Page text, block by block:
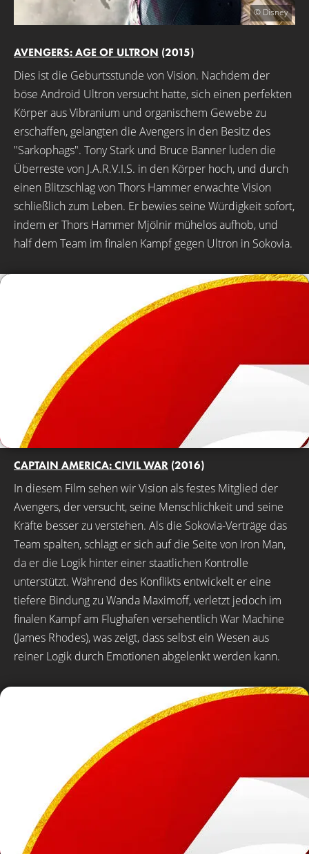
© Disney
AVENGERS: AGE OF ULTRON (2015)
Dies ist die Geburtsstunde von Vision. Nachdem der
böse Android Ultron versucht hatte, sich einen perfekten
Körper aus Vibranium und organischem Gewebe zu
erschaffen, gelangten die Avengers in den Besitz des
"Sarkophags". Tony Stark und Bruce Banner luden die
Überreste von J.A.R.V.I.S. in den Körper hoch, und durch
einen Blitzschlag von Thors Hammer erwachte Vision
schließlich zum Leben. Er bewies seine Würdigkeit sofort,
indem er Thors Hammer Mjölnir mühelos aufhob, und
half dem Team im finalen Kampf gegen Ultron in Sokovia.
CAPTAIN AMERICA: CIVIL WAR (2016)
In diesem Film sehen wir Vision als festes Mitglied der
Avengers, der versucht, seine Menschlichkeit und seine
Kräfte besser zu verstehen. Als die Sokovia-Verträge das
Team spalten, schlägt er sich auf die Seite von Iron Man,
da er die Logik hinter einer staatlichen Kontrolle
unterstützt. Während des Konflikts entwickelt er eine
tiefere Bindung zu Wanda Maximoff, verletzt jedoch im
finalen Kampf am Flughafen versehentlich War Machine
(James Rhodes), was zeigt, dass selbst ein Wesen aus
reiner Logik durch Emotionen abgelenkt werden kann.